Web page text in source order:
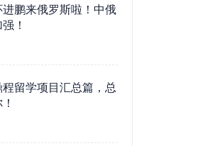
鹏来俄罗斯啦！中俄
！
留学项目汇总篇，总